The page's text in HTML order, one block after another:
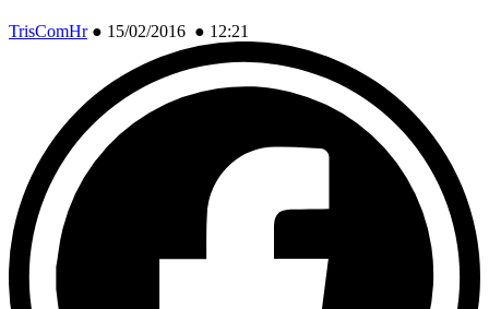
TrisComHr● 15/02/2016 ● 12:21